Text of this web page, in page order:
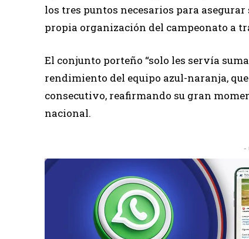
los tres puntos necesarios para
propia organización del campeonato a
El conjunto porteño “solo les servía
rendimiento del equipo azul-naranja,
consecutivo, reafirmando su gran
nacional.
-